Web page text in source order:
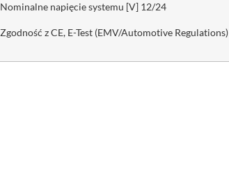
Nominalne napięcie systemu [V] 12/24
Zgodność z CE, E-Test (EMV/Automotive Regulations)